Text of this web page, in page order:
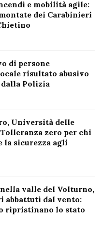
e mobilità agile:
dei Carabinieri
di persone
risultato abusivo
Polizia
Università delle
zero per chi
la sicurezza agli
nella valle del Volturno,
abbattuti dal vento:
ripristinano lo stato